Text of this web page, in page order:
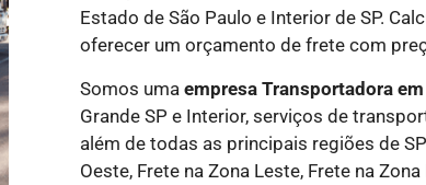
Estado de São Paulo e Interior de SP.
oferecer um orçamento de frete com
Somos umaempresa Transportadora
Grande SP e Interior, serviços de
além de todas as principais regiões de
Oeste, Frete na Zona Leste, Frete na